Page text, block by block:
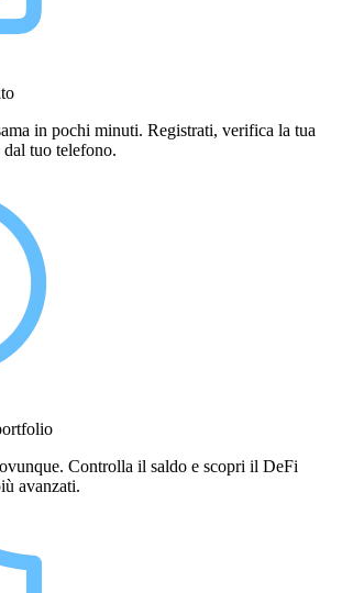
in pochi minuti. Registrati, verifica la tua
tuo telefono.
Controlla il saldo e scopri il DeFi
avanzati.